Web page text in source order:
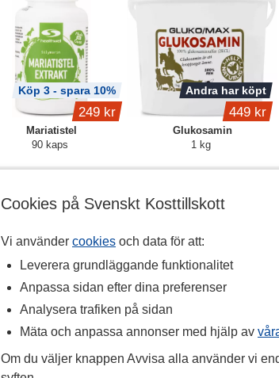
Cookies på Svenskt Kosttillskott
Vi använder cookies och data för att:
Leverera grundläggande funktionalitet
Anpassa sidan efter dina preferenser
Analysera trafiken på sidan
Mäta och anpassa annonser med hjälp av
Om du väljer knappen Avvisa alla använder vi
Mariatistel
90 kaps
Köp 3 - spara 10%
249 kr
Glukosamin
1 kg
Andra har köpt
449 kr